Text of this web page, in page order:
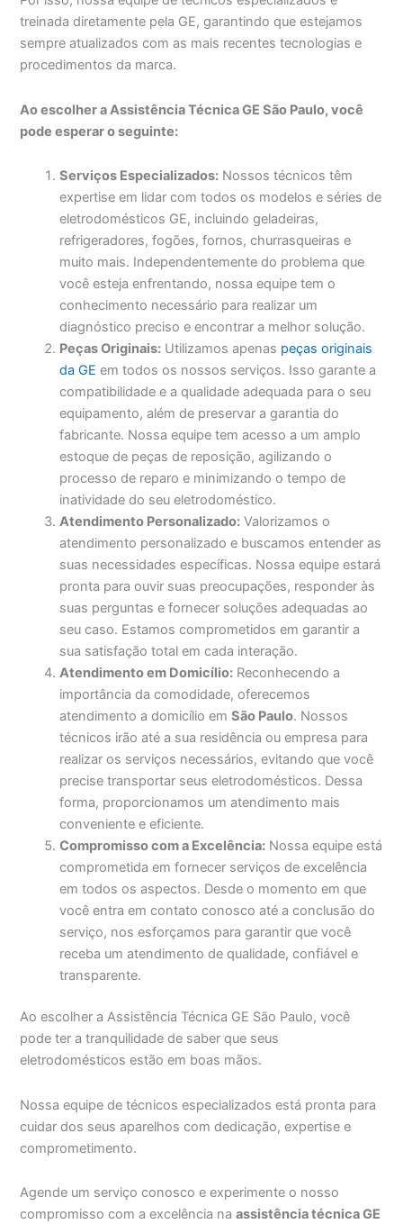
treinada diretamente pela GE, garantindo que estejamos
sempre atualizados com as mais recentes tecnologias e
procedimentos da marca.
Ao escolher a Assistência Técnica GE São Paulo, você
pode esperar o seguinte:
Serviços Especializados: Nossos técnicos têm
expertise em lidar com todos os modelos e séries de
eletrodomésticos GE, incluindo geladeiras,
refrigeradores, fogões, fornos, churrasqueiras e
muito mais. Independentemente do problema que
você esteja enfrentando, nossa equipe tem o
conhecimento necessário para realizar um
diagnóstico preciso e encontrar a melhor solução.
Peças Originais: Utilizamos apenas peças originais
da GE em todos os nossos serviços. Isso garante a
compatibilidade e a qualidade adequada para o seu
equipamento, além de preservar a garantia do
fabricante. Nossa equipe tem acesso a um amplo
estoque de peças de reposição, agilizando o
processo de reparo e minimizando o tempo de
inatividade do seu eletrodoméstico.
Atendimento Personalizado: Valorizamos o
atendimento personalizado e buscamos entender as
suas necessidades específicas. Nossa equipe estará
pronta para ouvir suas preocupações, responder às
suas perguntas e fornecer soluções adequadas ao
seu caso. Estamos comprometidos em garantir a
sua satisfação total em cada interação.
Atendimento em Domicílio: Reconhecendo a
importância da comodidade, oferecemos
atendimento a domicílio emSão Paulo. Nossos
técnicos irão até a sua residência ou empresa para
realizar os serviços necessários, evitando que você
precise transportar seus eletrodomésticos. Dessa
forma, proporcionamos um atendimento mais
conveniente e eficiente.
Compromisso com a Excelência: Nossa equipe está
comprometida em fornecer serviços de excelência
em todos os aspectos. Desde o momento em que
você entra em contato conosco até a conclusão do
serviço, nos esforçamos para garantir que você
receba um atendimento de qualidade, confiável e
transparente.
Ao escolher a Assistência Técnica GE São Paulo, você
pode ter a tranquilidade de saber que seus
eletrodomésticos estão em boas mãos.
Nossa equipe de técnicos especializados está pronta para
cuidar dos seus aparelhos com dedicação, expertise e
comprometimento.
Agende um serviço conosco e experimente o nosso
compromisso com a excelência naassistência técnica GE